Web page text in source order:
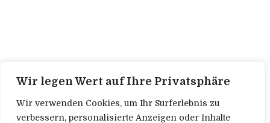
Wir legen Wert auf Ihre Privatsphäre
Wir verwenden Cookies, um Ihr Surferlebnis zu
verbessern, personalisierte Anzeigen oder Inhalte